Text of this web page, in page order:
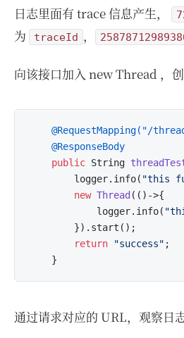
日志里面有 trace 信息产生，
为 traceId ，
向该接口加入 new Thread ，创
@RequestMapping("/
@ResponseBody
public String
        logger.info(
"this
new Thread (()->{
            logger.info(
        }).start();
return
"success" ;
通过请求对应的 URL，观察日